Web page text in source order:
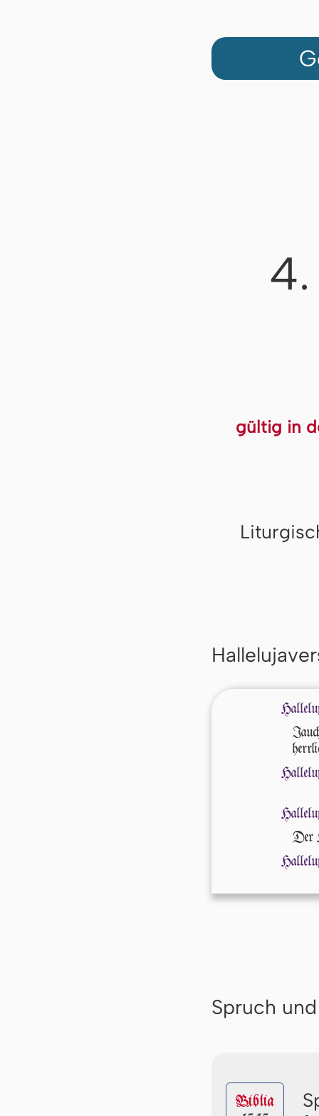
gültig in
Der
Spruch
Biblia